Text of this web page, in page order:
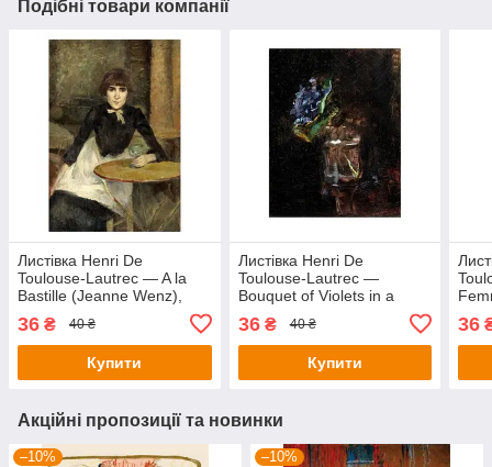
Подібні товари компанії
Листівка Henri De
Toulouse-Lautrec — A la
Bastille (Jeanne Wenz),
36 ₴ 40 ₴
Купити
Листівка Henri De
Toulouse-Lautrec —
Bouquet of Violets in a
36₴ 40 ₴
Купити
36
Акційні пропозиції та новинки
–10% –10%